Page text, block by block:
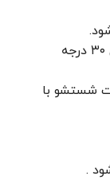
شستشو با ماشین لباسشویی با حداکثر دمای ۳۰ درجه
شستشو با
.